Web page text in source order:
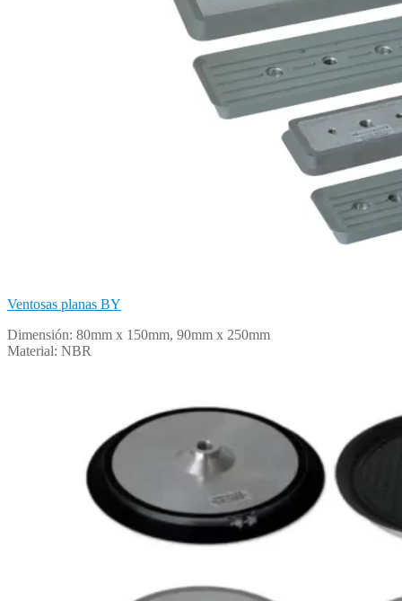
Ventosas planas BY
Dimensión: 80mm x 150mm, 90mm x 250mm
Material: NBR